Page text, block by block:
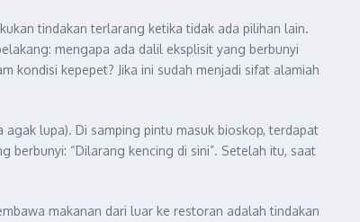
tindakan terlarang ketika tidak ada pilihan lain.
mengapa ada dalil eksplisit yang berbunyi
kondisi kepepet? Jika ini sudah menjadi sifat alamiah
lupa). Di samping pintu masuk bioskop, terdapat
berbunyi: “Dilarang kencing di sini”. Setelah itu, saat
makanan dari luar ke restoran adalah tindakan